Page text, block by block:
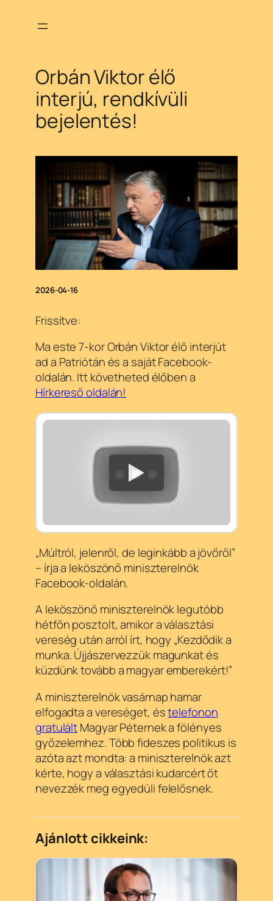
Orbán Viktor élő
interjú, rendkívüli
bejelentés!
2026-04-16
Frissítve:
Ma este 7-kor Orbán Viktor élő interjút
ad a Patriótán és a saját Facebook-
oldalán. Itt követheted élőben a
Hírkereső oldalán!
„Múltról, jelenről, de leginkább a jövőről”
– írja a leköszönő miniszterelnök
Facebook-oldalán.
A leköszönő miniszterelnök legutóbb
hétfőn posztolt, amikor a választási
vereség után arról írt, hogy „Kezdődik a
munka. Újjászervezzük magunkat és
küzdünk tovább a magyar emberekért!”
A miniszterelnök vasárnap hamar
elfogadta a vereséget, éstelefonon
gratuláltMagyar Péternek a fölényes
győzelemhez. Több fideszes politikus is
azóta azt mondta: a miniszterelnök azt
kérte, hogy a választási kudarcért őt
nevezzék meg egyedüli felelősnek.
Ajánlott cikkeink: